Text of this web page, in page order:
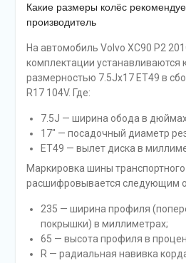
Какие размеры колёс
производитель
На автомобиль Volvo XC90 P2
комплектации устанавливаются
размерностью 7.5Jx17 ET49 в
R17 104V. Где:
7.5J — ширина обода в
17″ — посадочный диаметр
ET49 — вылет диска в
Маркировка шины
расшифровывается следующим
235 — ширина профиля
покрышки) в миллиметрах;
65 — высота профиля в
R — радиальная навивка